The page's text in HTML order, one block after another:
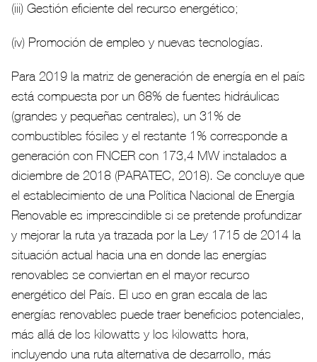
(iii) Gestión eficiente del recurso energético;
(iv) Promoción de empleo y nuevas tecnologías.
Para 2019 la matriz de generación de energía en el país
está compuesta por un 68% de fuentes hidráulicas
(grandes y pequeñas centrales), un 31% de
combustibles fósiles y el restante 1% corresponde a
generación con FNCER con 173,4 MW instalados a
diciembre de 2018 (PARATEC, 2018). Se concluye que
el establecimiento de una Política Nacional de Energía
Renovable es imprescindible si se pretende profundizar
y mejorar la ruta ya trazada por la Ley 1715 de 2014 la
situación actual hacia una en donde las energías
renovables se conviertan en el mayor recurso
energético del País. El uso en gran escala de las
energías renovables puede traer beneficios potenciales,
más allá de los kilowatts y los kilowatts-hora,
incluyendo una ruta alternativa de desarrollo, más